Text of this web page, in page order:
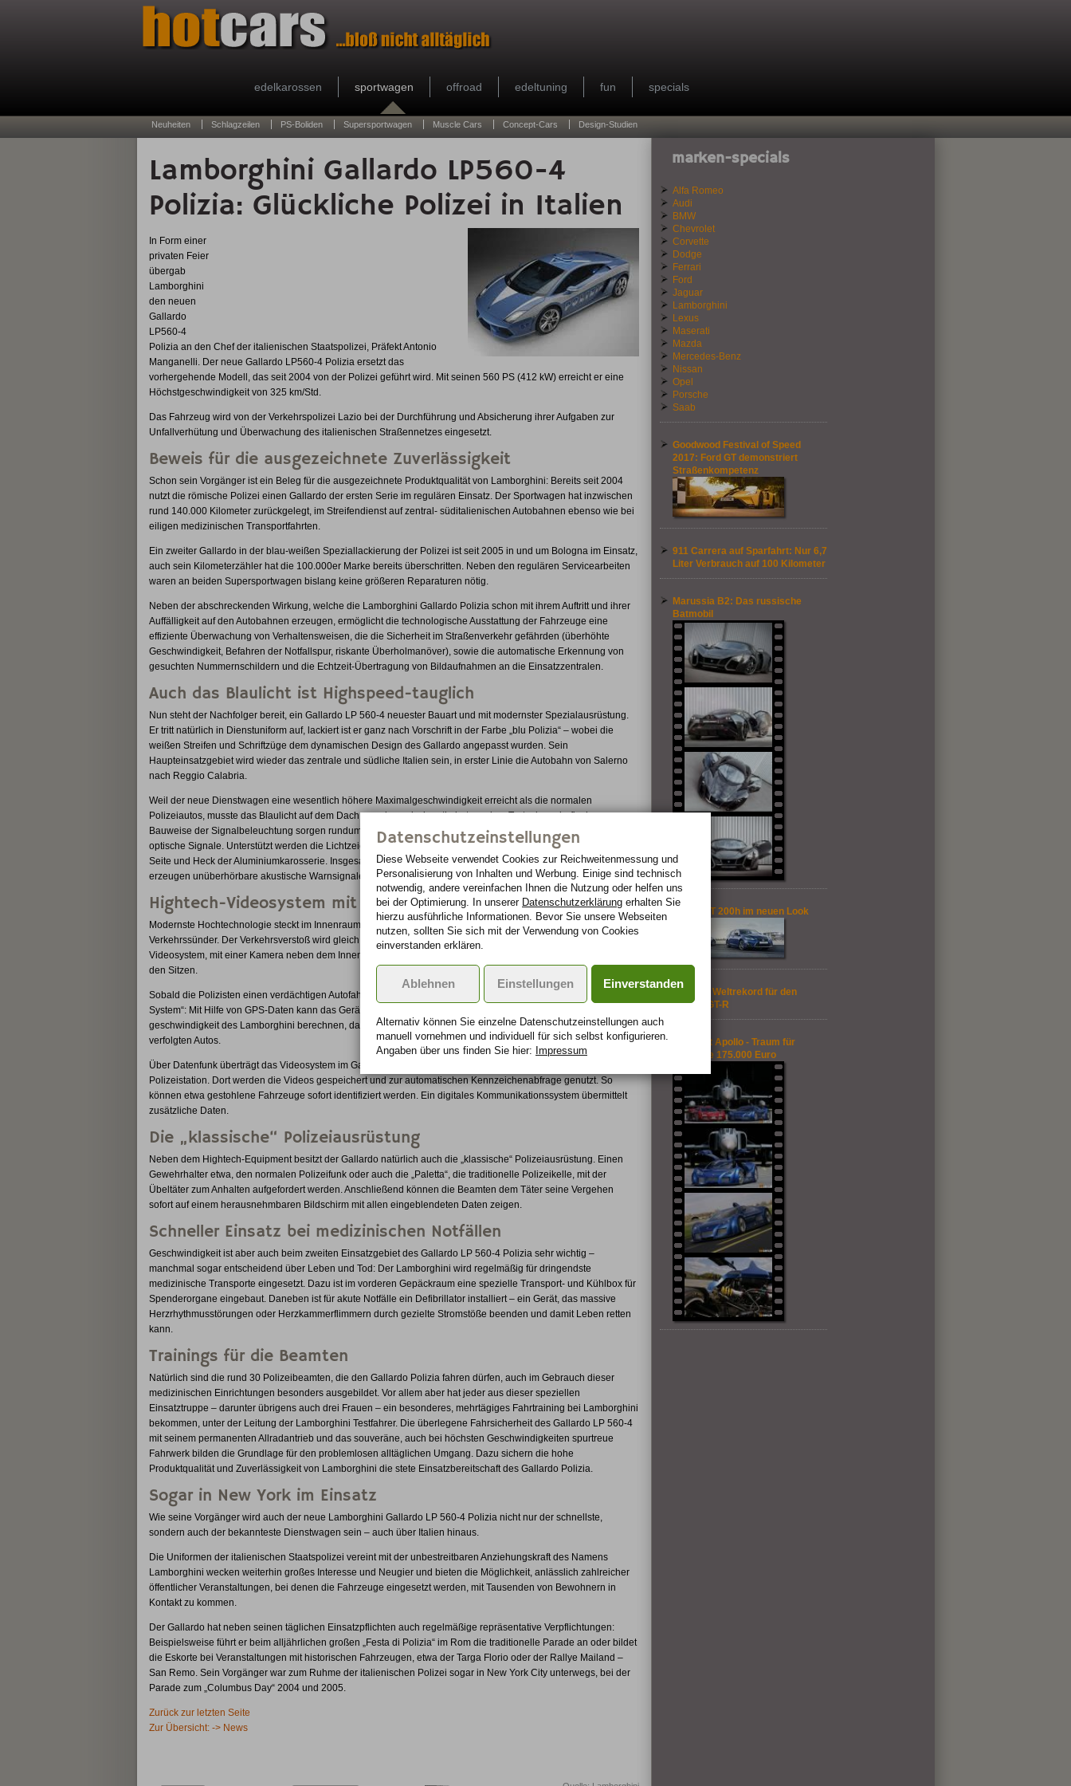
edelkarossen sportwagen offroad edeltuning fun specials
Neuheiten Schlagzeilen PS-Boliden Supersportwagen Muscle Cars Concept-Cars Design-Studien
Lamborghini Gallardo LP560-4
Polizia: Glückliche Polizei in Italien
In Form einer
privaten Feier
übergab
Lamborghini
den neuen
Gallardo
LP560-4
Polizia an den Chef der italienischen Staatspolizei, Präfekt Antonio
Manganelli. Der neue Gallardo LP560-4 Polizia ersetzt das
vorhergehende Modell, das seit 2004 von der Polizei geführt wird. Mit seinen 560 PS (412 kW) erreicht er eine
Höchstgeschwindigkeit von 325 km/Std.
Das Fahrzeug wird von der Verkehrspolizei Lazio bei der Durchführung und Absicherung ihrer Aufgaben zur
Unfallverhütung und Überwachung des italienischen Straßennetzes eingesetzt.
Beweis für die ausgezeichnete Zuverlässigkeit
Schon sein Vorgänger ist ein Beleg für die ausgezeichnete Produktqualität von Lamborghini: Bereits seit 2004
nutzt die römische Polizei einen Gallardo der ersten Serie im regulären Einsatz. Der Sportwagen hat inzwischen
rund 140.000 Kilometer zurückgelegt, im Streifendienst auf zentral- süditalienischen Autobahnen ebenso wie bei
eiligen medizinischen Transportfahrten.
Ein zweiter Gallardo in der blau-weißen Speziallackierung der Polizei ist seit 2005 in und um Bologna im Einsatz,
auch sein Kilometerzähler hat die 100.000er Marke bereits überschritten. Neben den regulären Servicearbeiten
waren an beiden Supersportwagen bislang keine größeren Reparaturen nötig.
Neben der abschreckenden Wirkung, welche die Lamborghini Gallardo Polizia schon mit ihrem Auftritt und ihrer
Auffälligkeit auf den Autobahnen erzeugen, ermöglicht die technologische Ausstattung der Fahrzeuge eine
effiziente Überwachung von Verhaltensweisen, die die Sicherheit im Straßenverkehr gefährden (überhöhte
Geschwindigkeit, Befahren der Notfallspur, riskante Überholmanöver), sowie die automatische Erkennung von
gesuchten Nummernschildern und die Echtzeit-Übertragung von Bildaufnahmen an die Einsatzzentralen.
Auch das Blaulicht ist Highspeed-tauglich
Nun steht der Nachfolger bereit, ein Gallardo LP 560-4 neuester Bauart und mit modernster Spezialausrüstung.
Er tritt natürlich in Dienstuniform auf, lackiert ist er ganz nach Vorschrift in der Farbe „blu Polizia“ – wobei die
weißen Streifen und Schriftzüge dem dynamischen Design des Gallardo angepasst wurden. Sein
Haupteinsatzgebiet wird wieder das zentrale und südliche Italien sein, in erster Linie die Autobahn von Salerno
nach Reggio Calabria.
Weil der neue Dienstwagen eine wesentlich höhere Maximalgeschwindigkeit erreicht als die normalen
Polizeiautos, musste das Blaulicht auf dem Dach aerodynamisch optimiert werden. Trotz der sehr flachen
Bauweise der Signalbeleuchtung sorgen rundum eingesetzte, blaue Leuchtdioden für nicht zu übersehende
optische Signale. Unterstützt werden die Lichtzeichen auf dem Dach von weiteren blauen LED-Signalen an Front,
Seite und Heck der Aluminiumkarosserie. Insgesamt vier Sirenen, integriert in Front und Heck des Gallardo,
erzeugen unüberhörbare akustische Warnsignale.
Hightech-Videosystem mit Echtzeit-Abfrage
Modernste Hochtechnologie steckt im Innenraum des Supersportwagens – sie wartet vor allem auf
Verkehrssünder. Der Verkehrsverstoß wird gleich beweiskräftig dokumentiert. Im Mittelpunkt steht ein
Videosystem, mit einer Kamera neben dem Innenspiegel und einer Computer- und Aufzeichnungsanlage hinter
den Sitzen.
Sobald die Polizisten einen verdächtigen Autofahrer entdeckt haben, aktivieren sie dieses „Proof Video Data
System“: Mit Hilfe von GPS-Daten kann das Gerät den Standort sowie die Bewegungsrichtung und -
geschwindigkeit des Lamborghini berechnen, dazu aus der Wegstrecke und der Zeit die Geschwindigkeit des
verfolgten Autos.
Über Datenfunk überträgt das Videosystem im Gallardo Polizia seine Bilder in Echtzeit an die zuständige
Polizeistation. Dort werden die Videos gespeichert und zur automatischen Kennzeichenabfrage genutzt. So
können etwa gestohlene Fahrzeuge sofort identifiziert werden. Ein digitales Kommunikationssystem übermittelt
zusätzliche Daten.
Die „klassische“ Polizeiausrüstung
Neben dem Hightech-Equipment besitzt der Gallardo natürlich auch die „klassische“ Polizeiausrüstung. Einen
Gewehrhalter etwa, den normalen Polizeifunk oder auch die „Paletta“, die traditionelle Polizeikelle, mit der
Übeltäter zum Anhalten aufgefordert werden. Anschließend können die Beamten dem Täter seine Vergehen
sofort auf einem herausnehmbaren Bildschirm mit allen eingeblendeten Daten zeigen.
Schneller Einsatz bei medizinischen Notfällen
Geschwindigkeit ist aber auch beim zweiten Einsatzgebiet des Gallardo LP 560-4 Polizia sehr wichtig –
manchmal sogar entscheidend über Leben und Tod: Der Lamborghini wird regelmäßig für dringendste
medizinische Transporte eingesetzt. Dazu ist im vorderen Gepäckraum eine spezielle Transport- und Kühlbox für
Spenderorgane eingebaut. Daneben ist für akute Notfälle ein Defibrillator installiert – ein Gerät, das massive
Herzrhythmusstörungen oder Herzkammerflimmern durch gezielte Stromstöße beenden und damit Leben retten
kann.
Trainings für die Beamten
Natürlich sind die rund 30 Polizeibeamten, die den Gallardo Polizia fahren dürfen, auch im Gebrauch dieser
medizinischen Einrichtungen besonders ausgebildet. Vor allem aber hat jeder aus dieser speziellen
Einsatztruppe – darunter übrigens auch drei Frauen – ein besonderes, mehrtägiges Fahrtraining bei Lamborghini
bekommen, unter der Leitung der Lamborghini Testfahrer. Die überlegene Fahrsicherheit des Gallardo LP 560-4
mit seinem permanenten Allradantrieb und das souveräne, auch bei höchsten Geschwindigkeiten spurtreue
Fahrwerk bilden die Grundlage für den problemlosen alltäglichen Umgang. Dazu sichern die hohe
Produktqualität und Zuverlässigkeit von Lamborghini die stete Einsatzbereitschaft des Gallardo Polizia.
Sogar in New York im Einsatz
Wie seine Vorgänger wird auch der neue Lamborghini Gallardo LP 560-4 Polizia nicht nur der schnellste,
sondern auch der bekannteste Dienstwagen sein – auch über Italien hinaus.
Die Uniformen der italienischen Staatspolizei vereint mit der unbestreitbaren Anziehungskraft des Namens
Lamborghini wecken weiterhin großes Interesse und Neugier und bieten die Möglichkeit, anlässlich zahlreicher
öffentlicher Veranstaltungen, bei denen die Fahrzeuge eingesetzt werden, mit Tausenden von Bewohnern in
Kontakt zu kommen.
Der Gallardo hat neben seinen täglichen Einsatzpflichten auch regelmäßige repräsentative Verpflichtungen:
Beispielsweise führt er beim alljährlichen großen „Festa di Polizia“ im Rom die traditionelle Parade an oder bildet
die Eskorte bei Veranstaltungen mit historischen Fahrzeugen, etwa der Targa Florio oder der Rallye Mailand –
San Remo. Sein Vorgänger war zum Ruhme der italienischen Polizei sogar in New York City unterwegs, bei der
Parade zum „Columbus Day“ 2004 und 2005.
Zurück zur letzten Seite
Zur Übersicht: -> News
marken-specials
Alfa Romeo
Audi
BMW
Chevrolet
Corvette
Dodge
Ferrari
Ford
Jaguar
Lamborghini
Lexus
Maserati
Mazda
Mercedes-Benz
Nissan
Opel
Porsche
Saab
Goodwood Festival of Speed
2017: Ford GT demonstriert
Straßenkompetenz
911 Carrera auf Sparfahrt: Nur 6,7
Liter Verbrauch auf 100 Kilometer
Marussia B2: Das russische
Batmobil
Lexus CT 200h im neuen Look
Guiness Weltrekord für den
Nissan GT-R
Gumpert Apollo - Traum für
schlappe 175.000 Euro
Datenschutzeinstellungen
Diese Webseite verwendet Cookies zur Reichweiten­messung und
Personalisierung von Inhalten und Werbung. Einige sind technisch
notwendig, andere vereinfachen Ihnen die Nutzung oder helfen uns
bei der Optimierung. In unserer Datenschutzerklärung erhalten Sie
hierzu ausführliche Informationen. Bevor Sie unsere Webseiten
nutzen, sollten Sie sich mit der Verwendung von Cookies
einverstanden erklären.
Einverstanden
Ablehnen Einstellungen
Alternativ können Sie einzelne Datenschutz­ein­stellungen auch
manuell vor­nehmen und indivi­duell für sich selbst konfigurieren.
Angaben über uns finden Sie hier: Impressum